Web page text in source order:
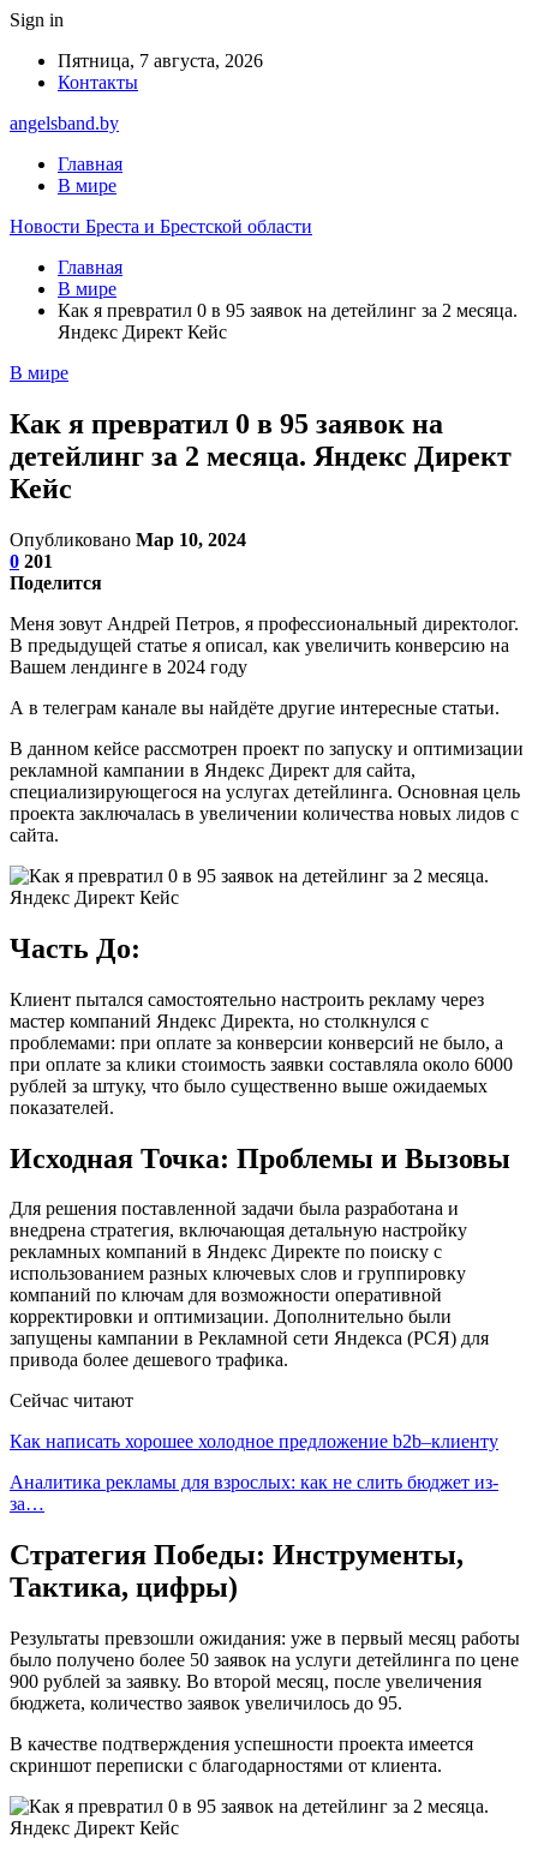
Sign in
Пятница, 7 августа, 2026
Контакты
angelsband.by
Главная
В мире
Новости Бреста и Брестской области
Главная
В мире
Как я превратил 0 в 95 заявок на детейлинг за 2 месяца.
Яндекс Директ Кейс
В мире
Как я превратил 0 в 95 заявок на
детейлинг за 2 месяца. Яндекс Директ
Кейс
Опубликовано Мар 10, 2024
0 201
Поделится
Меня зовут Андрей Петров, я профессиональный директолог.
В предыдущей статье я описал, как увеличить конверсию на
Вашем лендинге в 2024 году
А в телеграм канале вы найдёте другие интересные статьи.
В данном кейсе рассмотрен проект по запуску и оптимизации
рекламной кампании в Яндекс Директ для сайта,
специализирующегося на услугах детейлинга. Основная цель
проекта заключалась в увеличении количества новых лидов с
сайта.
Часть До:
Клиент пытался самостоятельно настроить рекламу через
мастер компаний Яндекс Директа, но столкнулся с
проблемами: при оплате за конверсии конверсий не было, а
при оплате за клики стоимость заявки составляла около 6000
рублей за штуку, что было существенно выше ожидаемых
показателей.
Исходная Точка: Проблемы и Вызовы
Для решения поставленной задачи была разработана и
внедрена стратегия, включающая детальную настройку
рекламных компаний в Яндекс Директе по поиску с
использованием разных ключевых слов и группировку
компаний по ключам для возможности оперативной
корректировки и оптимизации. Дополнительно были
запущены кампании в Рекламной сети Яндекса (РСЯ) для
привода более дешевого трафика.
Сейчас читают
Как написать хорошее холодное предложение b2b–клиенту
Аналитика рекламы для взрослых: как не слить бюджет из-
за…
Стратегия Победы: Инструменты,
Тактика, цифры)
Результаты превзошли ожидания: уже в первый месяц работы
было получено более 50 заявок на услуги детейлинга по цене
900 рублей за заявку. Во второй месяц, после увеличения
бюджета, количество заявок увеличилось до 95.
В качестве подтверждения успешности проекта имеется
скриншот переписки с благодарностями от клиента.